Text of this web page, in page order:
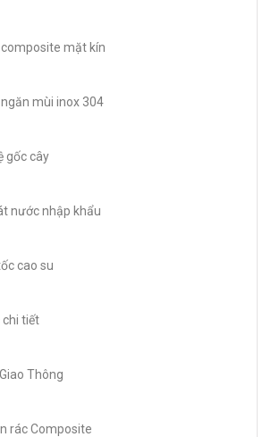
mặt kín
mùi inox 304
gốc cây
nước nhập khẩu
cao su
chi tiết
Thông
rác Composite